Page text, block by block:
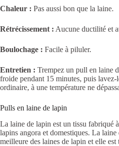
Chaleur : Pas aussi bon que la laine.
Rétrécissement : Aucune ductilité et
Boulochage : Facile à piluler.
Entretien : Trempez un pull en laine
froide pendant 15 minutes, puis lavez-
ordinaire, à une température ne
Pulls en laine de lapin
La laine de lapin est un tissu fabriqué
lapins angora et domestiques. La laine
meilleure des laines de lapin et elle est